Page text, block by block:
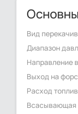
Вид
Диапазон
Направление
Выход на
Расход
Всасывающая